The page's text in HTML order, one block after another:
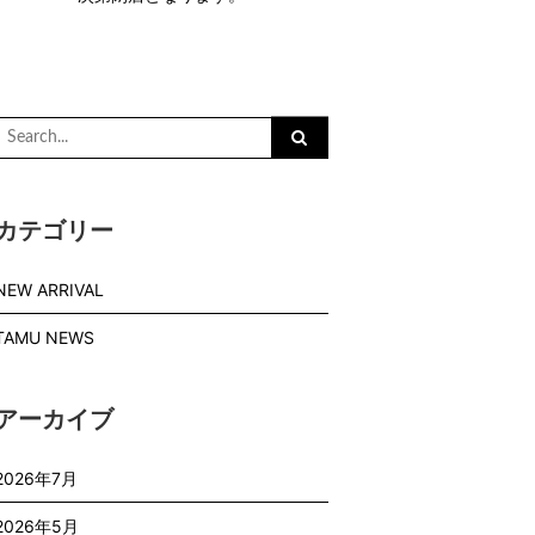
テゴリー
ARRIVAL
NEWS
ーカイブ
年7月
年5月